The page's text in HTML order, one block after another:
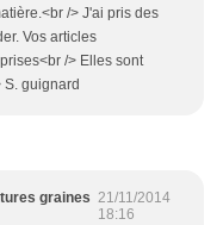
/> J'ai pris des
Vos articles
/> Elles sont
S. guignard
graines 21/11/2014
18:16